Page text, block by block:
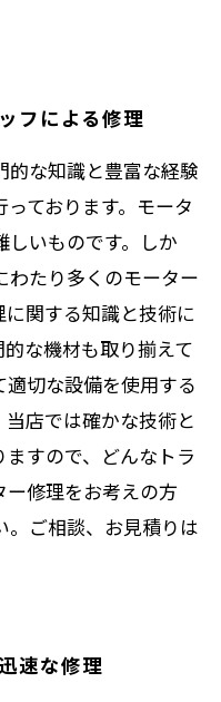
フによる修理
的な知識と豊富な経験
ております。モータ
いものです。しか
わたり多くのモーター
関する知識と技術に
な機材も取り揃えて
切な設備を使用する
店では確かな技術と
すので、どんなトラ
ー修理をお考えの方
。ご相談、お見積りは
速な修理